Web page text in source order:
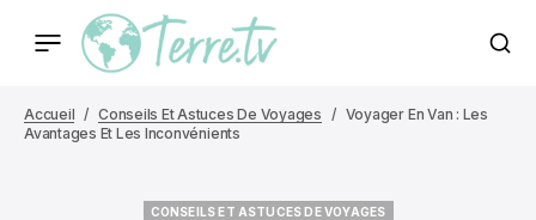
Accueil Conseils Et Astuces De Voyages
Voyager En Van : Les
Avantages Et Les Inconvénients
CONSEILS ET ASTUCES DE VOYAGES